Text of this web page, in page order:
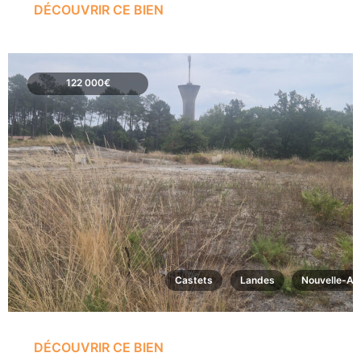
DÉCOUVRIR CE BIEN
122 000€
Castets Landes Nouvelle-
DÉCOUVRIR CE BIEN